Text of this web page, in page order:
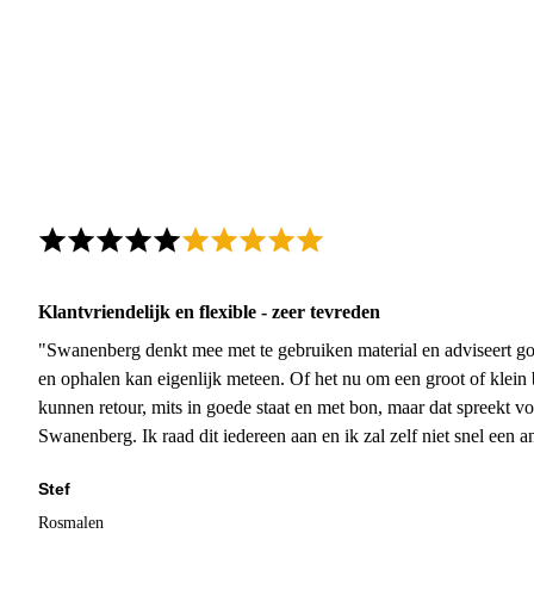
Klantvriendelijk en flexible - zeer tevreden
"Swanenberg denkt mee met te gebruiken material en adviseert
en ophalen kan eigenlijk meteen. Of het nu om een groot of
kunnen retour, mits in goede staat en met bon, maar dat spreekt
Swanenberg. Ik raad dit iedereen aan en ik zal zelf niet snel een
Stef
Rosmalen